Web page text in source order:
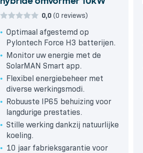
0,0 (0 reviews)
Optimaal afgestemd op
Pylontech Force H3 batterijen.
Monitor uw energie met de
SolarMAN Smart app.
Flexibel energiebeheer met
diverse werkingsmodi.
Robuuste IP65 behuizing voor
langdurige prestaties.
Stille werking dankzij natuurlijke
koeling.
10 jaar fabrieksgarantie voor